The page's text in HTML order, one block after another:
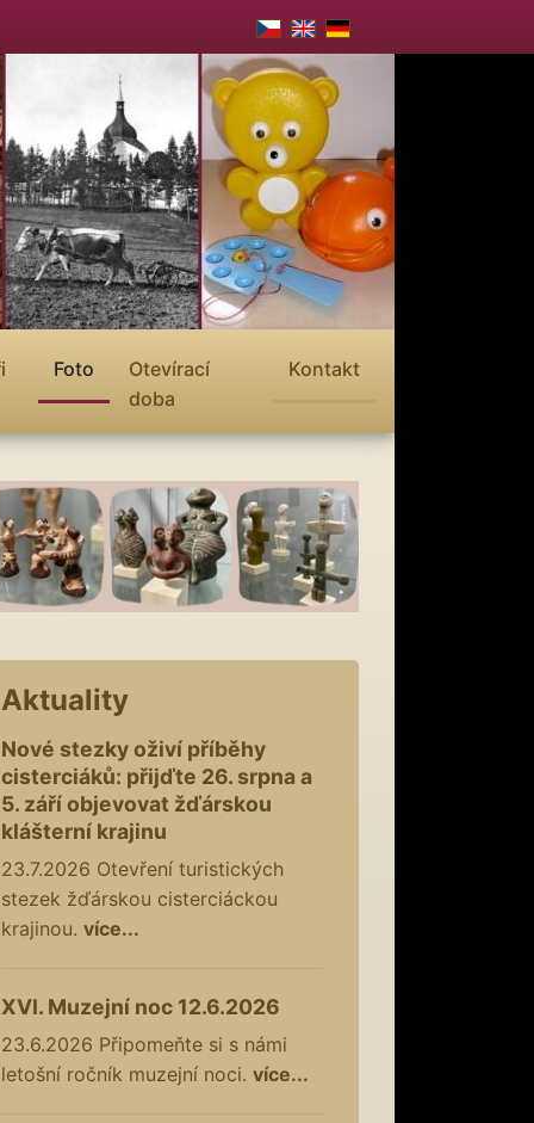
Foto
Otevírací
doba
Kontakt
Aktuality
Nové stezky oživí příběhy
cisterciáků: přijďte 26. srpna a
5. září objevovat žďárskou
klášterní krajinu
23.7.2026 Otevření turistických
stezek žďárskou cisterciáckou
krajinou. více...
XVI. Muzejní noc 12.6.2026
23.6.2026 Připomeňte si s námi
letošní ročník muzejní noci. více...